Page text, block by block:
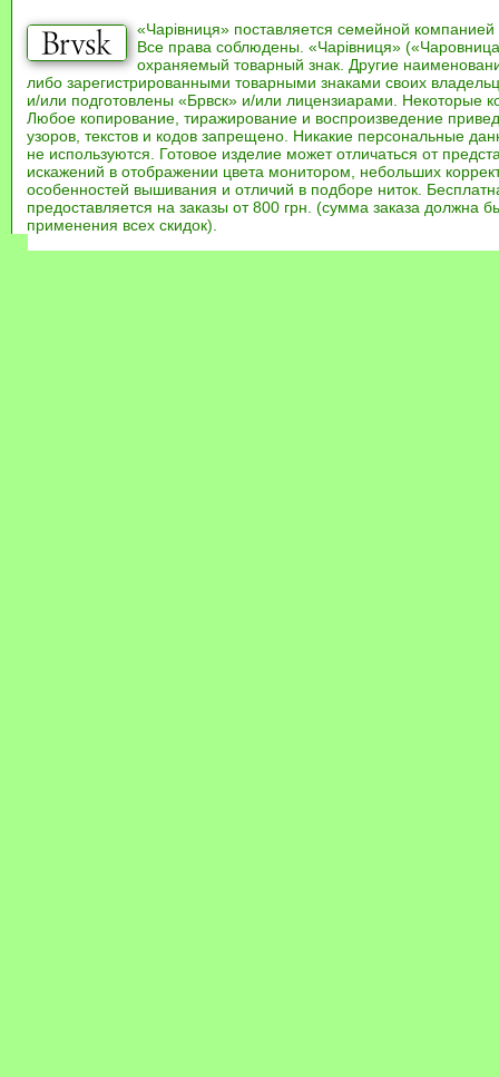
«Чарівниця» поставляется семейной компанией
Все права соблюдены. «Чарівниця»
охраняемый товарный знак. Другие
либо зарегистрированными товарными знаками своих
и/или подготовлены «Брвск» и/или лицензиарами. Некоторые
Любое копирование, тиражирование и воспроизведение
узоров, текстов и кодов запрещено. Никакие персональные
не используются. Готовое изделие может отличаться от
искажений в отображении цвета монитором, небольших
особенностей вышивания и отличий в подборе ниток.
предоставляется на заказы от 800 грн. (сумма заказа должна
применения всех скидок).